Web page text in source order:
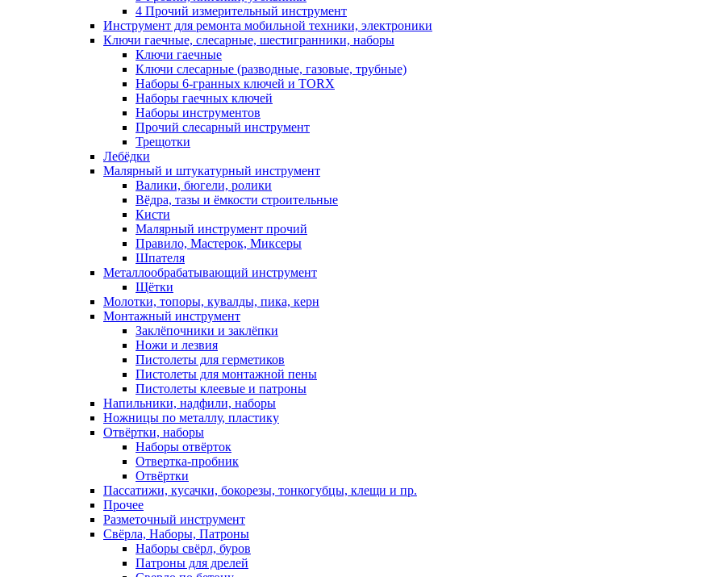
4 Прочий измерительный инструмент
Инструмент для ремонта мобильной техники, электроники
Ключи гаечные, слесарные, шестигранники, наборы
Ключи гаечные
Ключи слесарные (разводные, газовые, трубные)
Наборы 6-гранных ключей и TORX
Наборы гаечных ключей
Наборы инструментов
Прочий слесарный инструмент
Трещотки
Лебёдки
Малярный и штукатурный инструмент
Валики, бюгели, ролики
Вёдра, тазы и ёмкости строительные
Кисти
Малярный инструмент прочий
Правило, Мастерок, Миксеры
Шпателя
Металлообрабатывающий инструмент
Щётки
Молотки, топоры, кувалды, пика, керн
Монтажный инструмент
Заклёпочники и заклёпки
Ножи и лезвия
Пистолеты для герметиков
Пистолеты для монтажной пены
Пистолеты клеевые и патроны
Напильники, надфили, наборы
Ножницы по металлу, пластику
Отвёртки, наборы
Наборы отвёрток
Отвертка-пробник
Отвёртки
Пассатижи, кусачки, бокорезы, тонкогубцы, клещи и пр.
Прочее
Разметочный инструмент
Свёрла, Наборы, Патроны
Наборы свёрл, буров
Патроны для дрелей